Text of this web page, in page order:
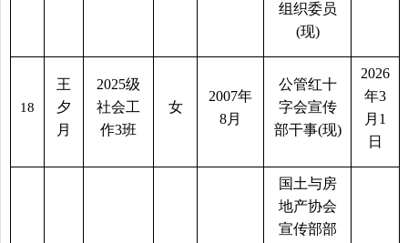
组织委员
(现)
18
王
夕
月
2025级
社会工
作3班
女
2007年
8月
公管红十
字会宣传
部干事(现)
2026
年3
月 1
日
国土与房
地产协会
宣传部部